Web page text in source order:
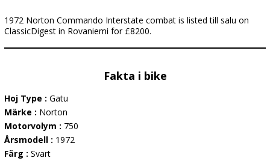
1972 Norton Commando Interstate combat is listed till salu on
ClassicDigest in Rovaniemi for £8200.
Fakta i bike
Hoj Type : Gatu
Märke : Norton
Motorvolym : 750
Årsmodell : 1972
Färg : Svart